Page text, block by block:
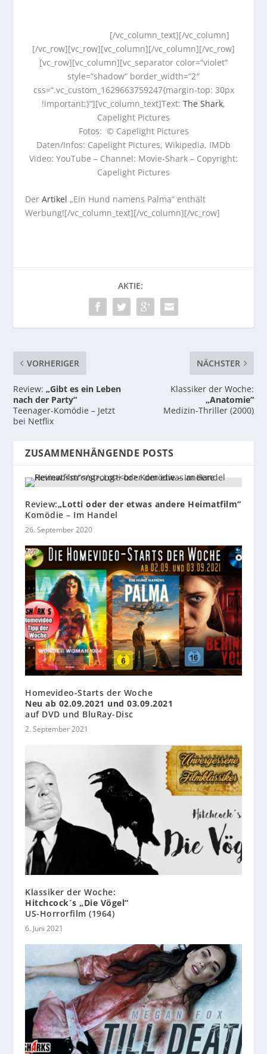
[/vc_column_text][/vc_column]
[/vc_row][vc_row][vc_column][/vc_column][/vc_row]
[vc_row][vc_column][vc_separator color=“violet“
style=“shadow“ border_width=“2″
css=“.vc_custom_1629663759247{margin-top: 30px
!important;}“][vc_column_text]Text: The Shark,
Capelight Pictures
Fotos: © Capelight Pictures
Daten/Infos: Capelight Pictures, Wikipedia, IMDb
Video: YouTube – Channel: Movie-Shark – Copyright:
Capelight Pictures
DerArtikel „Ein Hund namens Palma“ enthält
Werbung![/vc_column_text][/vc_column][/vc_row]
AKTIE:
VORHERIGER
Review:„Gibt es ein Leben
nach der Party“
Teenager-Komödie – Jetzt
bei Netflix
NÄCHSTER
Klassiker der Woche:
„Anatomie“
Medizin-Thriller (2000)
ZUSAMMENHÄNGENDE POSTS
Review:„Lotti oder der etwas andere Heimatfilm“
Komödie – Im Handel
26. September 2020
Homevideo-Starts der Woche
Neu ab 02.09.2021 und 03.09.2021
auf DVD und BluRay-Disc
2. September 2021
Klassiker der Woche:
Hitchcock´s „Die Vögel“
US-Horrorfilm (1964)
6. Juni 2021